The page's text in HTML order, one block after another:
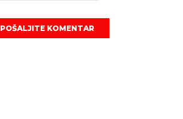
POŠALJITE KOMENTAR